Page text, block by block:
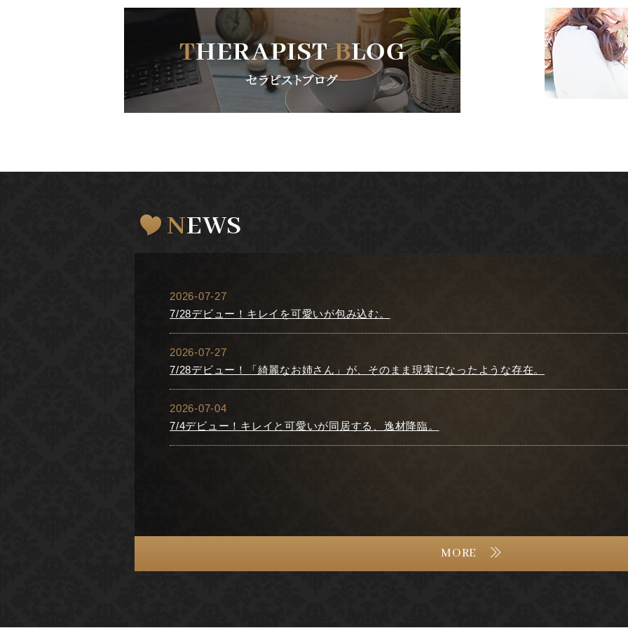
NEWS
2026-07-27
7/28デビュー！キレイを可愛いが包み込む。
2026-07-27
7/28デビュー！「綺麗なお姉さん」が、そのまま現実になったような存在。
2026-07-04
7/4デビュー！キレイと可愛いが同居する、逸材降臨。
MORE